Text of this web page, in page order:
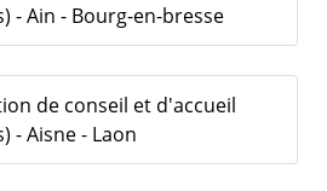
- Ain - Bourg-en-bresse
de conseil et d'accueil
- Aisne - Laon